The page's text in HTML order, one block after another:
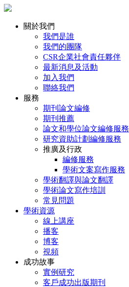
關於我們
我們是誰
我們的團隊
CSR企業社會責任夥伴
最新消息及活動
加入我們
聯絡我們
服務
期刊論文編修
期刊推薦
論文和學位論文編修服務
研究資助計劃編修服務
推廣及行政
編修服務
學術文案寫作服務
學術翻譯與論文翻譯
學術論文寫作培訓
常見問題
學術資源
線上講座
播客
博客
視頻
成功故事
實例研究
客戶成功出版期刊